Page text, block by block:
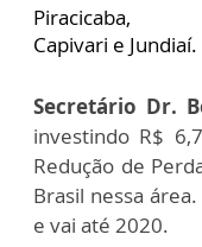
Piracicaba,
Capivari e Jundiaí.
Secretário Dr.
investindo R$
Redução de
Brasil nessa
e vai até 2020.